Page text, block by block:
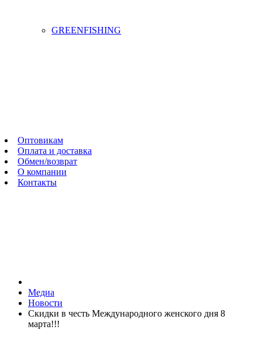
GREENFISHING
Оптовикам
Оплата и доставка
Обмен/возврат
О компании
Контакты
Медиа
Новости
Скидки в честь Международного женского дня 8
марта!!!